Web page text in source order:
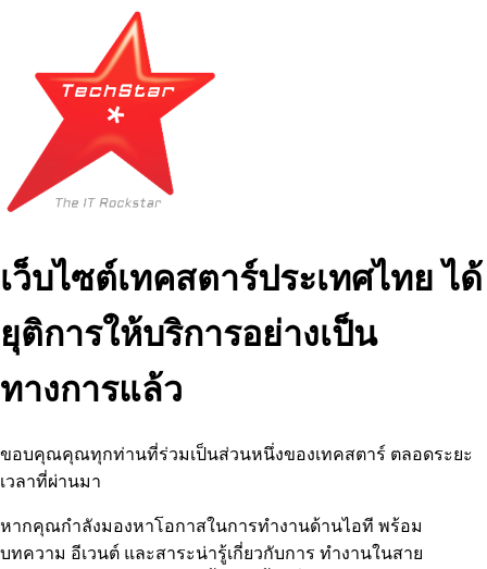
เว็บไซต์เทคสตาร์ประเทศไทย ได้
ยุติการให้บริการอย่างเป็น
ทางการแล้ว
ขอบคุณคุณทุกท่านที่ร่วมเป็นส่วนหนึ่งของเทคสตาร์ ตลอดระยะ
เวลาที่ผ่านมา
หากคุณกำลังมองหาโอกาสในการทำงานด้านไอที พร้อม
บทความ อีเวนต์ และสาระน่ารู้เกี่ยวกับการ ทำงานในสาย